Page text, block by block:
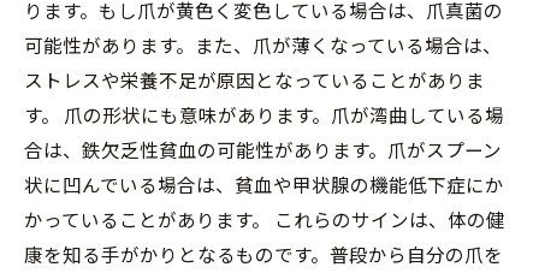
ります。もし爪が黄色く変色している場合は、爪真菌の
可能性があります。また、爪が薄くなっている場合は、
ストレスや栄養不足が原因となっていることがありま
す。 爪の形状にも意味があります。爪が湾曲している場
合は、鉄欠乏性貧血の可能性があります。爪がスプーン
状に凹んでいる場合は、貧血や甲状腺の機能低下症にか
かっていることがあります。 これらのサインは、体の健
康を知る手がかりとなるものです。普段から自分の爪を